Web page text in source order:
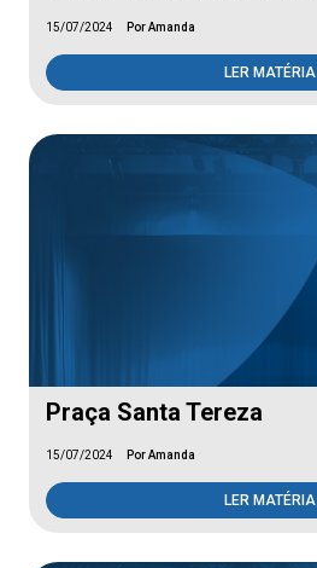
15/07/2024 Por Amanda
LER MATÉRIA
Praça Santa Tereza
15/07/2024 Por Amanda
LER MATÉRIA